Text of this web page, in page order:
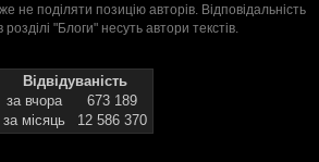
не поділяти позицію авторів. Відповідальність
"Блоги" несуть автори текстів.
Відвідуваність
за вчора
673 189
за місяць
12 586 370